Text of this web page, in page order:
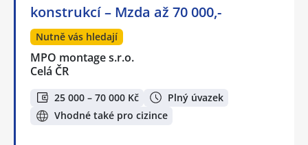
konstrukcí – Mzda až 70 000,-
Nutně vás hledají
MPO montage s.r.o.
Celá ČR
25 000 – 70 000 Kč
Plný úvazek
Vhodné také pro cizince